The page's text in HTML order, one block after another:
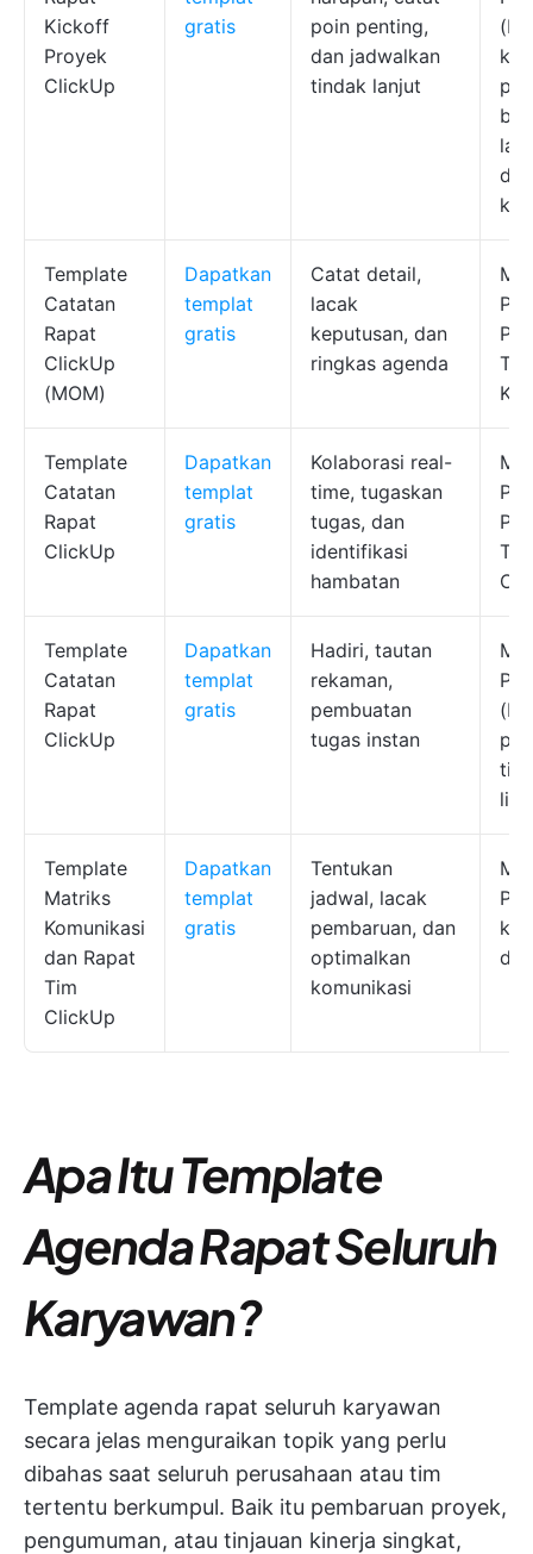
Kickoff
Proyek
ClickUp
gratis
poin penting,
dan jadwalkan
tindak lanjut
Template
Catatan
Rapat
ClickUp
(MOM)
Dapatkan
templat
gratis
Catat detail,
lacak
keputusan, dan
ringkas agenda
Template
Catatan
Rapat
ClickUp
Dapatkan
templat
gratis
Kolaborasi real-
time, tugaskan
tugas, dan
identifikasi
hambatan
Template
Catatan
Rapat
ClickUp
Dapatkan
templat
gratis
Hadiri, tautan
rekaman,
pembuatan
tugas instan
Template
Matriks
Komunikasi
dan Rapat
Tim
ClickUp
Dapatkan
templat
gratis
Tentukan
jadwal, lacak
pembaruan, dan
optimalkan
komunikasi
Apa Itu Template
Agenda Rapat Seluruh
Karyawan?
Template agenda rapat seluruh karyawan
secara jelas menguraikan topik yang perlu
dibahas saat seluruh perusahaan atau tim
tertentu berkumpul. Baik itu pembaruan proyek,
pengumuman, atau tinjauan kinerja singkat,